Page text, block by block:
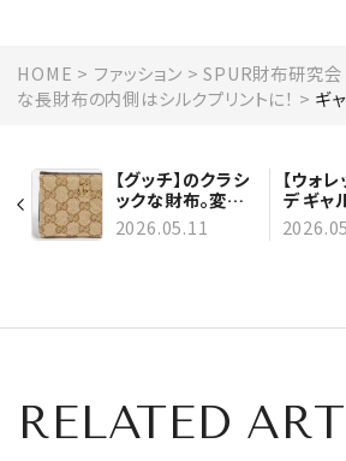
HOME ファッション SPUR財布研究会
な長財布の内側はシルクプリントに！
ギ
【グッチ】のクラシ
ックな財布。変わ
らないよさに惹か
れる
2026.05.11
【ウォ
デ ギャ
イズで
ッグの
RELATED